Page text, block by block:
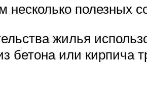
несколько полезных
жилья
бетона или кирпича